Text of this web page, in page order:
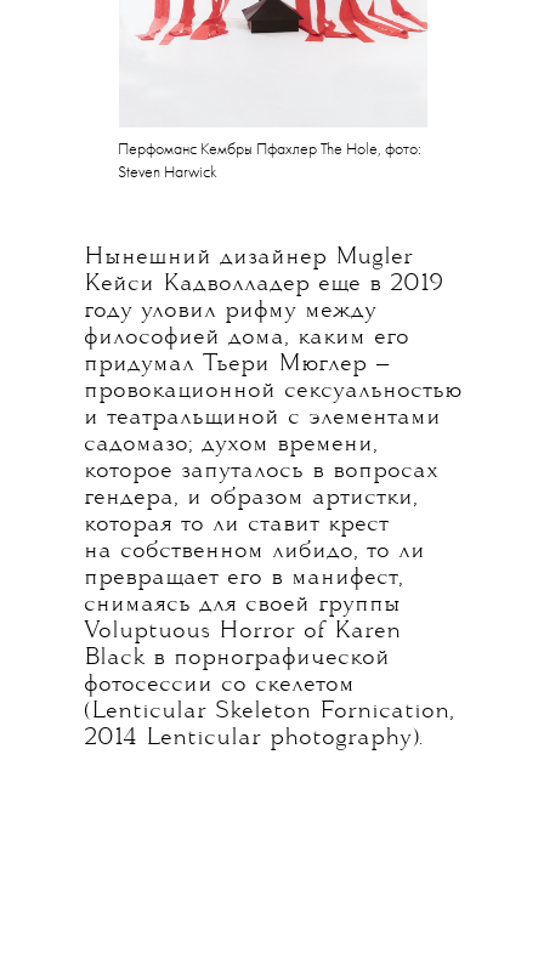
Перфоманс Кембры Пфахлер The Hole, фото:
Steven Harwick
Нынешний дизайнер Mugler
Кейси Кадволладер еще в 2019
году уловил рифму между
философией дома, каким его
придумал Тьери Мюглер —
провокационной сексуальностью
и театральщиной с элементами
садомазо; духом времени,
которое запуталось в вопросах
гендера, и образом артистки,
которая то ли ставит крест
на собственном либидо, то ли
превращает его в манифест,
снимаясь для своей группы
Voluptuous Horror of Karen
Black в порнографической
фотосессии со скелетом
(Lenticular Skeleton Fornication,
2014 Lenticular photography).